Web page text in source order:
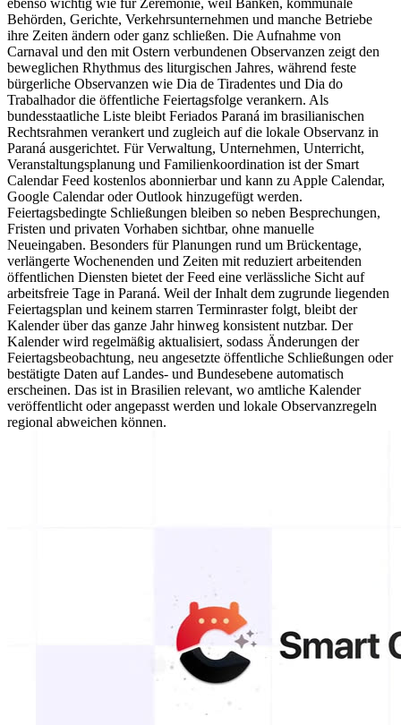
ebenso wichtig wie für Zeremonie, weil Banken, kommunale
Behörden, Gerichte, Verkehrsunternehmen und manche Betriebe
ihre Zeiten ändern oder ganz schließen. Die Aufnahme von
Carnaval und den mit Ostern verbundenen Observanzen zeigt den
beweglichen Rhythmus des liturgischen Jahres, während feste
bürgerliche Observanzen wie Dia de Tiradentes und Dia do
Trabalhador die öffentliche Feiertagsfolge verankern. Als
bundesstaatliche Liste bleibt Feriados Paraná im brasilianischen
Rechtsrahmen verankert und zugleich auf die lokale Observanz in
Paraná ausgerichtet. Für Verwaltung, Unternehmen, Unterricht,
Veranstaltungsplanung und Familienkoordination ist der Smart
Calendar Feed kostenlos abonnierbar und kann zu Apple Calendar,
Google Calendar oder Outlook hinzugefügt werden.
Feiertagsbedingte Schließungen bleiben so neben Besprechungen,
Fristen und privaten Vorhaben sichtbar, ohne manuelle
Neueingaben. Besonders für Planungen rund um Brückentage,
verlängerte Wochenenden und Zeiten mit reduziert arbeitenden
öffentlichen Diensten bietet der Feed eine verlässliche Sicht auf
arbeitsfreie Tage in Paraná. Weil der Inhalt dem zugrunde liegenden
Feiertagsplan und keinem starren Terminraster folgt, bleibt der
Kalender über das ganze Jahr hinweg konsistent nutzbar. Der
Kalender wird regelmäßig aktualisiert, sodass Änderungen der
Feiertagsbeobachtung, neu angesetzte öffentliche Schließungen oder
bestätigte Daten auf Landes- und Bundesebene automatisch
erscheinen. Das ist in Brasilien relevant, wo amtliche Kalender
veröffentlicht oder angepasst werden und lokale Observanzregeln
regional abweichen können.